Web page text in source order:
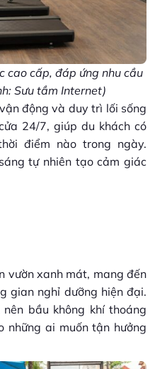
cao cấp, đáp ứng nhu cầu
Sưu tầm Internet)
động và duy trì lối sống
24/7, giúp du khách có
điểm nào trong ngày.
tự nhiên tạo cảm giác
vườn xanh mát, mang đến
gian nghỉ dưỡng hiện đại.
bầu không khí thoáng
những ai muốn tận hưởng